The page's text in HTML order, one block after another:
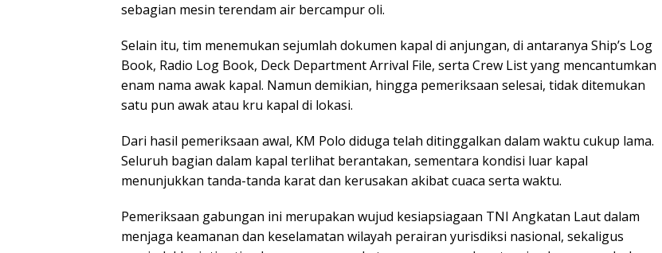
sebagian mesin terendam air bercampur oli.
Selain itu, tim menemukan sejumlah dokumen kapal di anjungan, di antaranya Ship’s Log
Book, Radio Log Book, Deck Department Arrival File, serta Crew List yang mencantumkan
enam nama awak kapal. Namun demikian, hingga pemeriksaan selesai, tidak ditemukan
satu pun awak atau kru kapal di lokasi.
Dari hasil pemeriksaan awal, KM Polo diduga telah ditinggalkan dalam waktu cukup lama.
Seluruh bagian dalam kapal terlihat berantakan, sementara kondisi luar kapal
menunjukkan tanda-tanda karat dan kerusakan akibat cuaca serta waktu.
Pemeriksaan gabungan ini merupakan wujud kesiapsiagaan TNI Angkatan Laut dalam
menjaga keamanan dan keselamatan wilayah perairan yurisdiksi nasional, sekaligus